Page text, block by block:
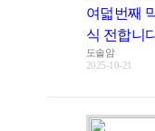
여덟번째
식 전합니
도솔암
2025-10-21